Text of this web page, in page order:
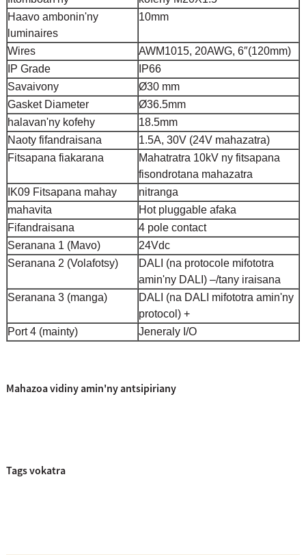
Haavo ambonin'ny
luminaires
10mm
Wires
AWM1015, 20AWG, 6″(120mm)
IP Grade
IP66
Savaivony
Ø30 mm
Gasket Diameter
Ø36.5mm
halavan'ny kofehy
18.5mm
Naoty fifandraisana
1.5A, 30V (24V mahazatra)
Fitsapana fiakarana
Mahatratra 10kV ny fitsapana
fisondrotana mahazatra
IK09 Fitsapana mahay
nitranga
mahavita
Hot pluggable afaka
Fifandraisana
4 pole contact
Seranana 1 (Mavo)
24Vdc
Seranana 2 (Volafotsy)
DALI (na protocole mifototra
amin'ny DALI) –/tany iraisana
Seranana 3 (manga)
DALI (na DALI mifototra amin'ny
protocol) +
Port 4 (mainty)
Jeneraly I/O
Mahazoa vidiny amin'ny antsipiriany
Tags vokatra